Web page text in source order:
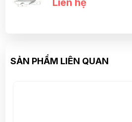
SẢN PHẨM LIÊN QUAN